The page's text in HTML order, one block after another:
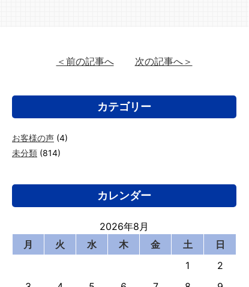
＜前の記事へ 次の記事へ＞
カテゴリー
お客様の声 (4)
未分類 (814)
カレンダー
2026年8月
月
火 水 木 金 土
日
1
2